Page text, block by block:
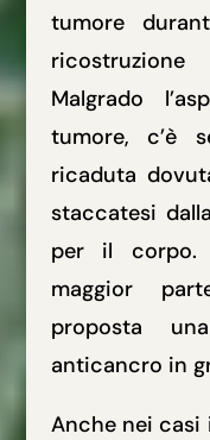
tumore
Malgrado
tumore, c’è
ricaduta
staccatesi
per il corpo.
maggior
proposta
anticancro in
Anche nei